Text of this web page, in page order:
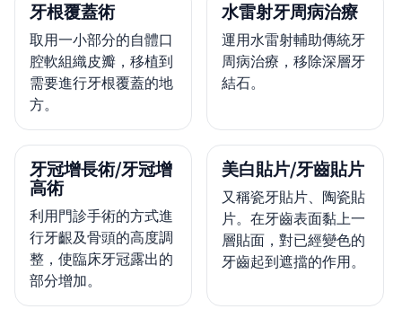
牙根覆蓋術
取用一小部分的自體口
腔軟組織皮瓣，移植到
需要進行牙根覆蓋的地
方。
水雷射牙周病治療
運用水雷射輔助傳統牙
周病治療，移除深層牙
結石。
牙冠增長術/牙冠增
高術
利用門診手術的方式進
行牙齦及骨頭的高度調
整，使臨床牙冠露出的
部分增加。
美白貼片/牙齒貼片
又稱瓷牙貼片、陶瓷貼
片。在牙齒表面黏上一
層貼面，對已經變色的
牙齒起到遮擋的作用。